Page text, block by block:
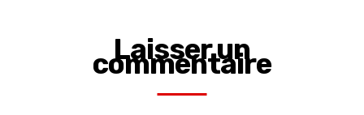
Laisser un
commentaire